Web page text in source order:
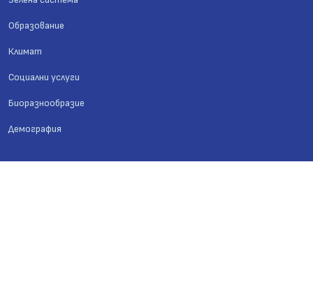
Образование
Климат
Социални услуги
Биоразнообразие
Демография